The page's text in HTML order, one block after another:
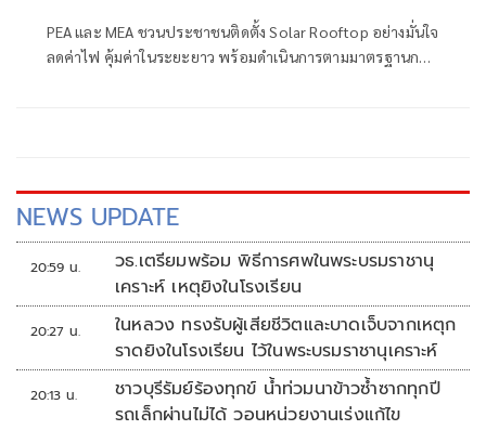
PEA และ MEA ชวนประชาชนติดตั้ง Solar Rooftop อย่างมั่นใจ
ลดค่าไฟ คุ้มค่าในระยะยาว พร้อมดำเนินการตามมาตรฐานการ
NEWS UPDATE
20:59 น.
วธ.เตรียมพร้อม พิธีการศพในพระบรมราชานุ
เคราะห์ เหตุยิงในโรงเรียน
20:27 น.
ในหลวง ทรงรับผู้เสียชีวิตและบาดเจ็บจากเหตุก
ราดยิงในโรงเรียน ไว้ในพระบรมราชานุเคราะห์
20:13 น.
ชาวบุรีรัมย์ร้องทุกข์ น้ำท่วมนาข้าวซ้ำซากทุกปี
รถเล็กผ่านไม่ได้ วอนหน่วยงานเร่งแก้ไข